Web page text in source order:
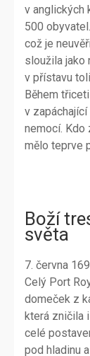
v anglických
500
což je
sloužila jako
v přístavu
Během
v
nemocí. Kdo
mělo teprve
Boží
světa
7. června
Celý Port
domeček z
která zničila
celé
pod hladinu